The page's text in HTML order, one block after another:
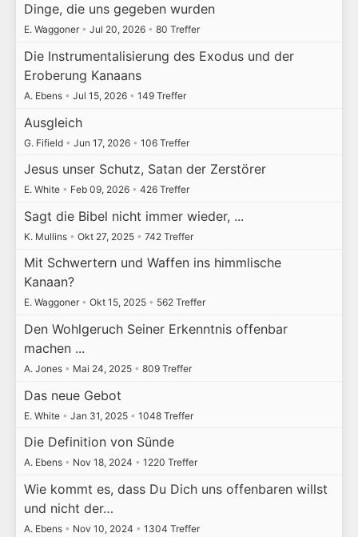
Dinge, die uns gegeben wurden
E. Waggoner • Jul 20, 2026 • 80 Treffer
Die Instrumentalisierung des Exodus und der
Eroberung Kanaans
A. Ebens • Jul 15, 2026 • 149 Treffer
Ausgleich
G. Fifield • Jun 17, 2026 • 106 Treffer
Jesus unser Schutz, Satan der Zerstörer
E. White • Feb 09, 2026 • 426 Treffer
Sagt die Bibel nicht immer wieder, ...
K. Mullins • Okt 27, 2025 • 742 Treffer
Mit Schwertern und Waffen ins himmlische
Kanaan?
E. Waggoner • Okt 15, 2025 • 562 Treffer
Den Wohlgeruch Seiner Erkenntnis offenbar
machen ...
A. Jones • Mai 24, 2025 • 809 Treffer
Das neue Gebot
E. White • Jan 31, 2025 • 1048 Treffer
Die Definition von Sünde
A. Ebens • Nov 18, 2024 • 1220 Treffer
Wie kommt es, dass Du Dich uns offenbaren willst
und nicht der…
A. Ebens • Nov 10, 2024 • 1304 Treffer